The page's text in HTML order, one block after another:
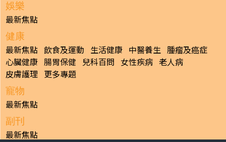
娛樂
最新焦點
健康
最新焦點 飲食及運動 生活健康 中醫養生 腫瘤及癌症
心臟健康 腸胃保健 兒科百問 女性疾病 老人病
皮膚護理 更多專題
寵物
最新焦點
副刊
最新焦點